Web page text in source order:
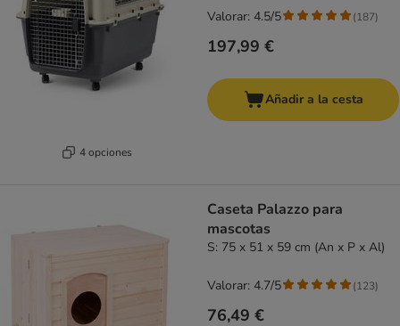
4 opciones
197,99 €
Valorar: 4.5/5 (187)
Añadir a la cesta
Caseta Palazzo para
mascotas
S: 75 x 51 x 59 cm (An x P x Al)
76,49 €
Valorar: 4.7/5 (123)